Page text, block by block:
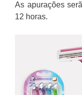
As apurações
12 horas.